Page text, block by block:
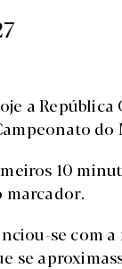
a República
10
marcador.
se com a
se